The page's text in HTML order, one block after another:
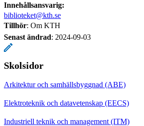
Innehållsansvarig:
biblioteket@kth.se
Tillhör: Om KTH
Senast ändrad: 2024-09-03
Skolsidor
Arkitektur och samhällsbyggnad (ABE)
Elektroteknik och datavetenskap (EECS)
Industriell teknik och management (ITM)